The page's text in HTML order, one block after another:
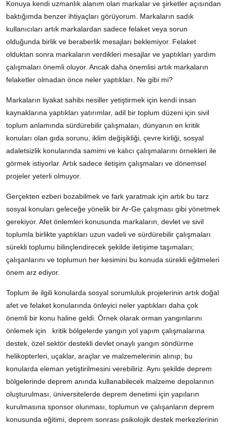
Konuya kendi uzmanlık alanım olan markalar ve şirketler açısından
baktığımda benzer ihtiyaçları görüyorum. Markaların sadık
kullanıcıları artık markalardan sadece felaket veya sorun
olduğunda birlik ve beraberlik mesajları beklemiyor. Felaket
olduktan sonra markaların verdikleri mesajlar ve yaptıkları yardım
çalışmaları önemli oluyor. Ancak daha önemlisi artık markaların
felaketler olmadan önce neler yaptıkları. Ne gibi mi?
Markaların liyakat sahibi nesiller yetiştirmek için kendi insan
kaynaklarına yaptıkları yatırımlar, adil bir toplum düzeni için sivil
toplum anlamında sürdürebilir çalışmaları, dünyanın en kritik
konuları olan gıda sorunu, iklim değişikliği, çevre kirliği, sosyal
adaletsizlik konularında samimi ve kalıcı çalışmalarını örnekleri ile
görmek istiyorlar. Artık sadece iletişim çalışmaları ve dönemsel
projeler yeterli olmuyor.
Gerçekten ezberi bozabilmek ve fark yaratmak için artık bu tarz
sosyal konuları geleceğe yönelik bir Ar-Ge çalışması gibi yönetmek
gerekiyor. Afet önlemleri konusunda markaların, devlet ve sivil
toplumla birlikte yaptıkları uzun vadeli ve sürdürebilir çalışmaları
sürekli toplumu bilinçlendirecek şekilde iletişime taşımaları;
çalışanlarını ve toplumun her kesimini bu konuda sürekli eğitmeleri
önem arz ediyor.
Toplum ile ilgili konularda sosyal sorumluluk projelerinin artık doğal
afet ve felaket konularında önleyici neler yaptıkları daha çok
önemli bir konu haline geldi. Örnek olarak orman yangınlarını
önlemek için kritik bölgelerde yangın yol yapım çalışmalarına
destek, özel sektör destekli devlet onaylı yangın söndürme
helikopterleri, uçaklar, araçlar ve malzemelerinin alınıp; bu
konularda eleman yetiştirilmesini verebiliriz. Aynı şekilde deprem
bölgelerinde deprem anında kullanabilecek malzeme depolarının
oluşturulması, üniversitelerde deprem denetimi için yapıların
kurulmasına sponsor olunması, toplumun ve çalışanların deprem
konusunda eğitimi, deprem sonrası psikolojik destek merkezlerinin